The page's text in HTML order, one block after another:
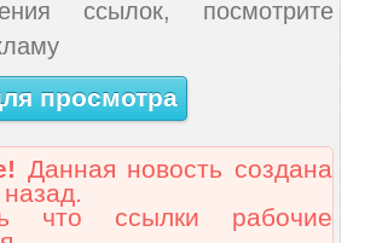
ссылок, посмотрите
просмотра
Данная новость создана
что ссылки рабочие